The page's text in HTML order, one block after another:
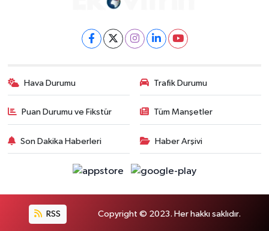
Hava Durumu Trafik Durumu
Puan Durumu ve Fikstür Tüm Manşetler
Son Dakika Haberleri Haber Arşivi
RSS Copyright © 2023. Her hakkı saklıdır.